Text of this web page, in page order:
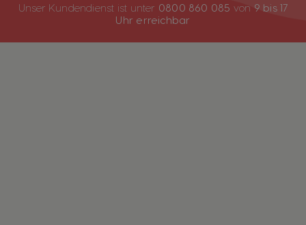
Unser Kundendienst ist unter 0800 860 085 von 9 bis 17
Uhr erreichbar